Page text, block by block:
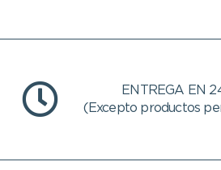
ENTREGA EN
(Excepto productos